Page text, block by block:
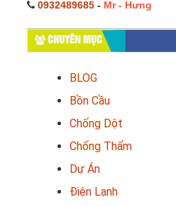
0932489685 - Mr - Hưng
CHUYÊN MỤC
BLOG
Bồn Cầu
Chống Dột
Chống Thấm
Dự Án
Điện Lạnh